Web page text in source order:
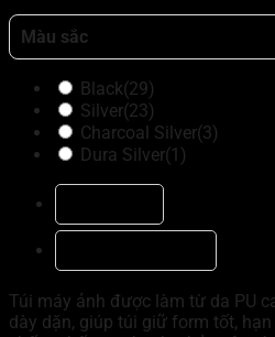
Màu sắc
Black(29)
Silver(23)
Charcoal Silver(3)
Dura Silver(1)
Túi máy ảnh được làm từ da PU
dày dặn, giúp túi giữ form tốt,